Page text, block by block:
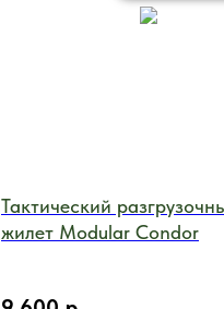
Тактический
жилет Modular Condor